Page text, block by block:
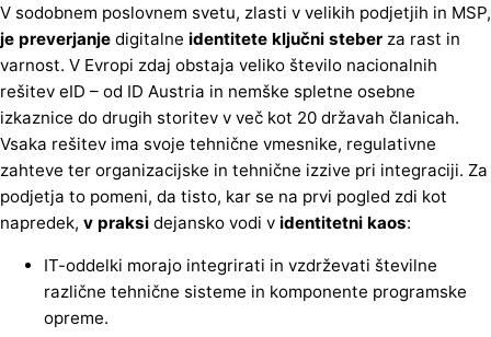
V sodobnem poslovnem svetu, zlasti v velikih podjetjih in MSP,
je preverjanje digitalne identitete ključni steber za rast in
varnost. V Evropi zdaj obstaja veliko število nacionalnih
rešitev eID – od ID Austria in nemške spletne osebne
izkaznice do drugih storitev v več kot 20 državah članicah.
Vsaka rešitev ima svoje tehnične vmesnike, regulativne
zahteve ter organizacijske in tehnične izzive pri integraciji. Za
podjetja to pomeni, da tisto, kar se na prvi pogled zdi kot
napredek, v praksi dejansko vodi v identitetni kaos:
IT-oddelki morajo integrirati in vzdrževati številne
različne tehnične sisteme in komponente programske
opreme.